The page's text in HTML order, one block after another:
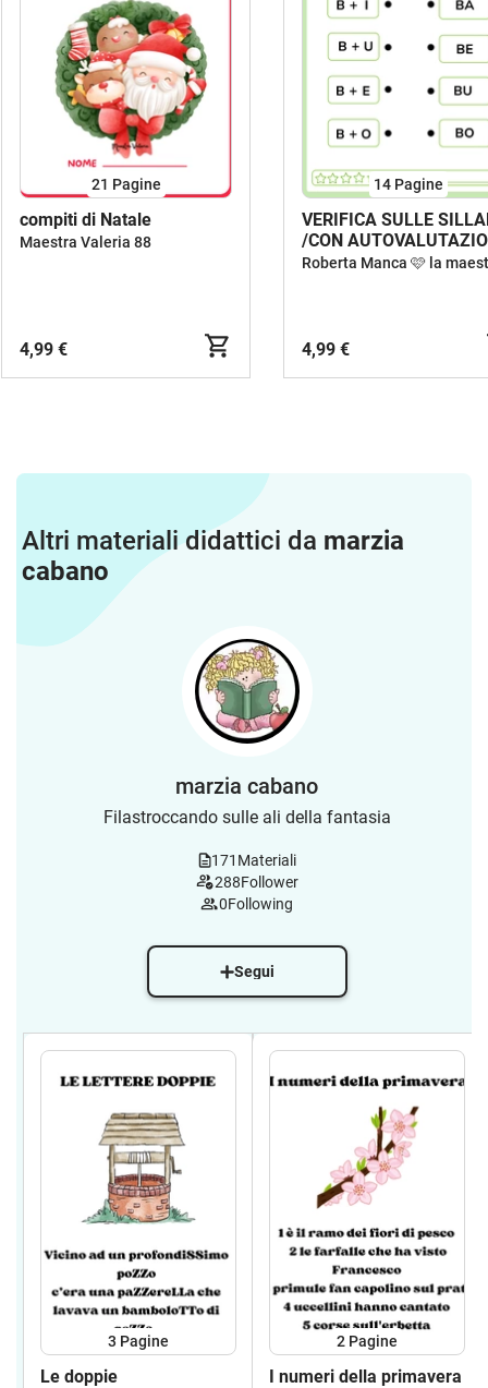
21 Pagine
compiti di Natale
Maestra Valeria 88
4,99 €
14 Pagine
VERIFICA SULLE SILLABE
/CON
4,99 €
Altri materiali didattici da marzia
cabano
marzia cabano
Filastroccando sulle ali della fantasia
171 Materiali
288Follower
0Following
Segui
3 Pagine
Le doppie
2 Pagine
I numeri della primavera